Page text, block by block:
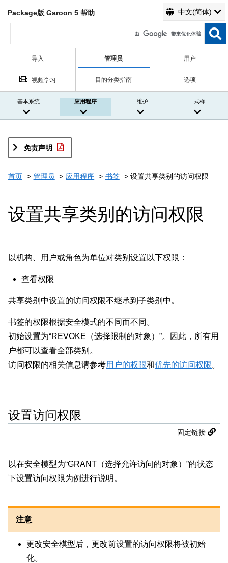
Package版 Garoon 5 帮助 中文(简体)
导入 管理员 用户
视频学习 目的分类指南 选项
基本系统 应用程序 维护 式样
免责声明
首页 管理员 应用程序 书签 设置共享类别的访问权限
设置共享类别的访问权限
以机构、用户或角色为单位对类别设置以下权限：
查看权限
共享类别中设置的访问权限不继承到子类别中。
书签的权限根据安全模式的不同而不同。
初始设置为“REVOKE（选择限制的对象）”。因此，所有用
户都可以查看全部类别。
访问权限的相关信息请参考用户的权限和优先的访问权限。
设置访问权限
固定链接
以在安全模型为“GRANT（选择允许访问的对象）”的状态
下设置访问权限为例进行说明。
注意
更改安全模型后，更改前设置的访问权限将被初始
化。